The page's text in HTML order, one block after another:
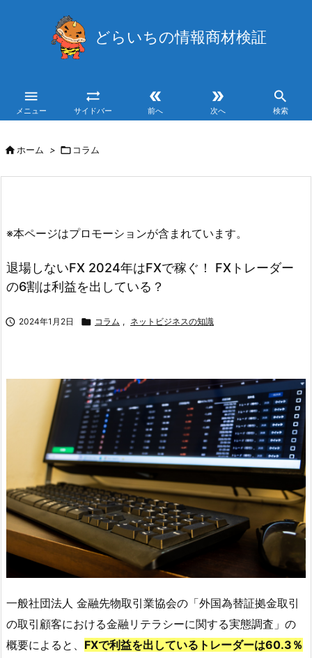
どらいちの情報商材検証

メニュー

サイドバー

前へ

次へ

検索
ホーム >  コラム
※本ページはプロモーションが含まれています。
退場しないFX 2024年はFXで稼ぐ！ FXトレーダー
の6割は利益を出している？
 2024年1月2日  コラム , ネットビジネスの知識
一般社団法人 金融先物取引業協会の「外国為替証拠金取引
の取引顧客における金融リテラシーに関する実態調査」の
概要によると、 FXで利益を出しているトレーダーは60.3％